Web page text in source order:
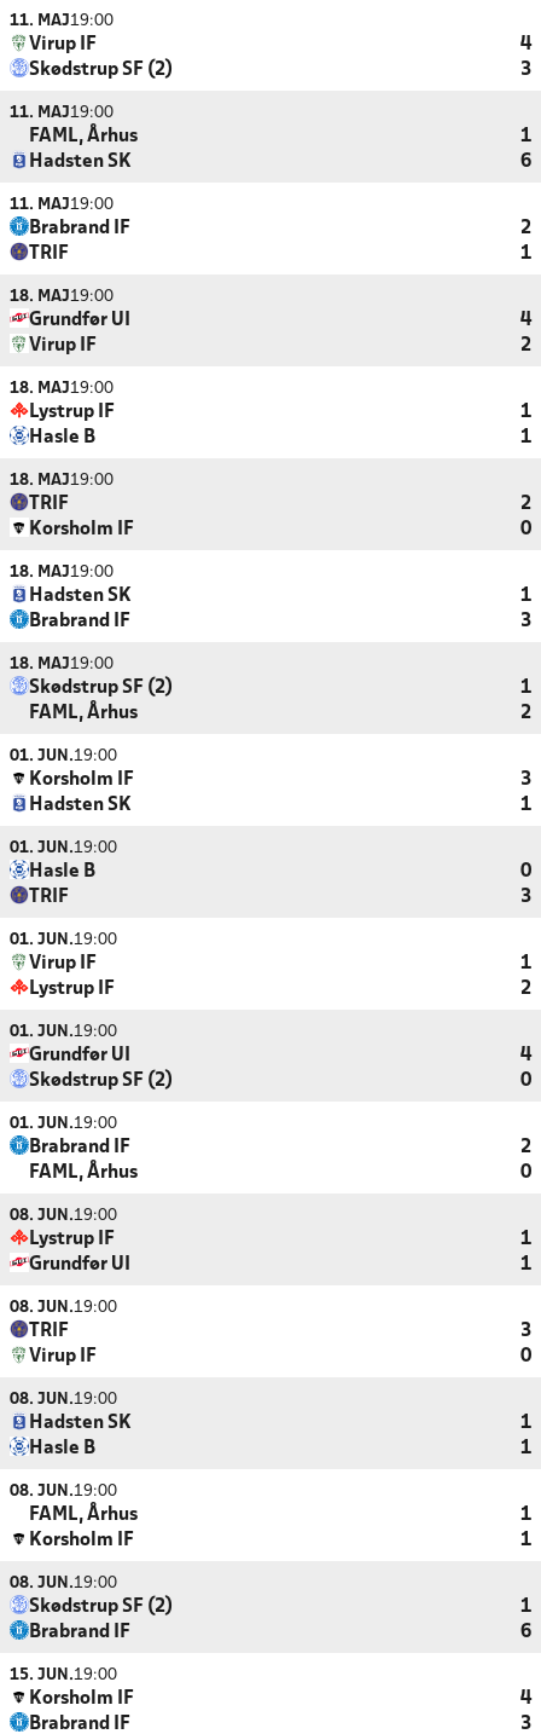
11. MAJ19:00
Virup IF
4
Skødstrup SF (2)
3
11. MAJ19:00
FAML, Århus
1
Hadsten SK
6
11. MAJ19:00
Brabrand IF
2
TRIF
1
18. MAJ19:00
Grundfør UI
4
Virup IF
2
18. MAJ19:00
Lystrup IF
1
Hasle B
1
18. MAJ19:00
TRIF
2
Korsholm IF
0
18. MAJ19:00
Hadsten SK
1
Brabrand IF
3
18. MAJ19:00
Skødstrup SF (2)
1
FAML, Århus
2
01. JUN.19:00
Korsholm IF
3
Hadsten SK
1
01. JUN.19:00
Hasle B
0
TRIF
3
01. JUN.19:00
Virup IF
1
Lystrup IF
2
01. JUN.19:00
Grundfør UI
4
Skødstrup SF (2)
0
01. JUN.19:00
Brabrand IF
2
FAML, Århus
0
08. JUN.19:00
Lystrup IF
1
Grundfør UI
1
08. JUN.19:00
TRIF
3
Virup IF
0
08. JUN.19:00
Hadsten SK
1
Hasle B
1
08. JUN.19:00
FAML, Århus
1
Korsholm IF
1
08. JUN.19:00
Skødstrup SF (2)
1
Brabrand IF
6
15. JUN.19:00
Korsholm IF
4
Brabrand IF
3